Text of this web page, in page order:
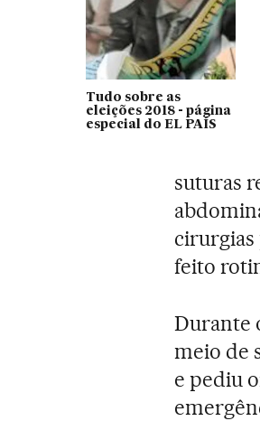
Tudo sobre as
eleições 2018 - página
especial do EL PAÍS
suturas
cirurgias
feito
Durante
meio de
e pediu